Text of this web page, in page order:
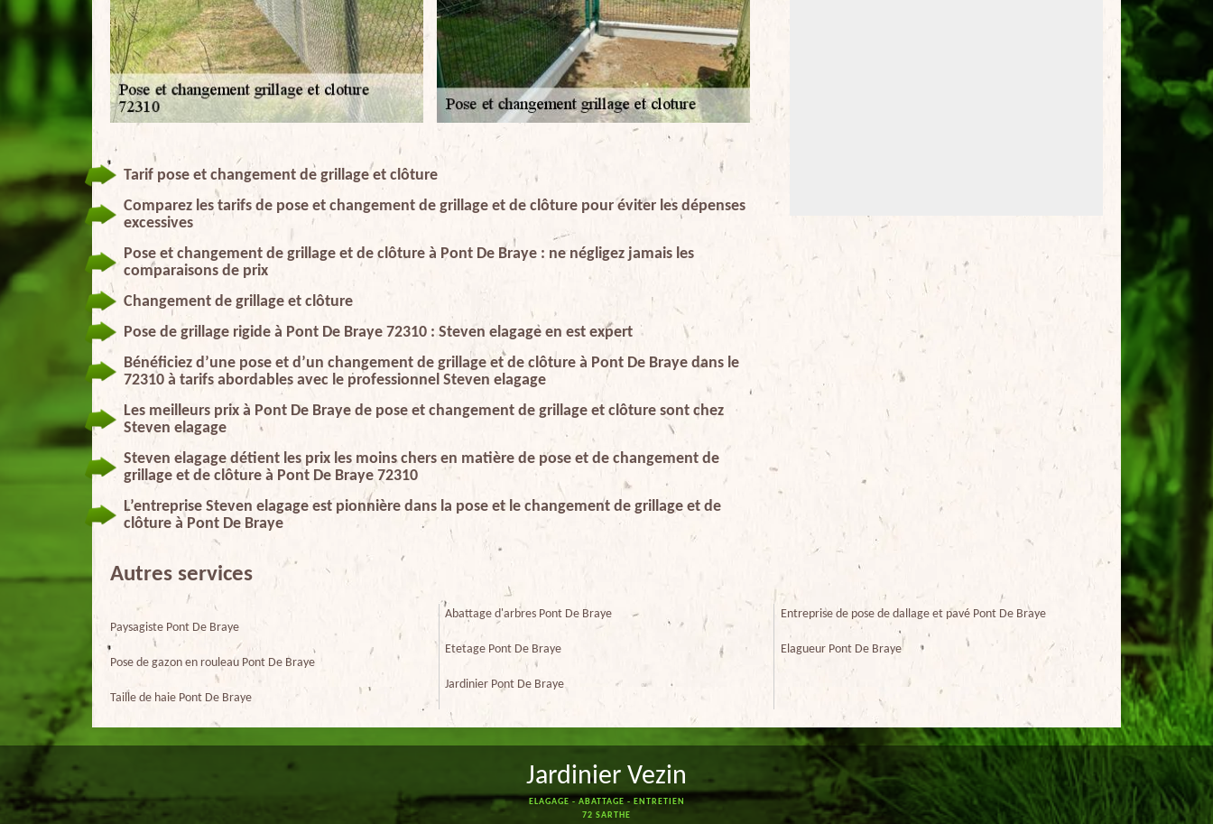
Tarif pose et changement de grillage et clôture
Comparez les tarifs de pose et changement de grillage et de clôture pour éviter les dépenses
excessives
Pose et changement de grillage et de clôture à Pont De Braye : ne négligez jamais les
comparaisons de prix
Changement de grillage et clôture
Pose de grillage rigide à Pont De Braye 72310 : Steven elagage en est expert
Bénéficiez d’une pose et d’un changement de grillage et de clôture à Pont De Braye dans le
72310 à tarifs abordables avec le professionnel Steven elagage
Les meilleurs prix à Pont De Braye de pose et changement de grillage et clôture sont chez
Steven elagage
Steven elagage détient les prix les moins chers en matière de pose et de changement de
grillage et de clôture à Pont De Braye 72310
L’entreprise Steven elagage est pionnière dans la pose et le changement de grillage et de
clôture à Pont De Braye
Autres services
Paysagiste Pont De Braye
Pose de gazon en rouleau Pont De Braye
Taille de haie Pont De Braye
Abattage d'arbres Pont De Braye
Etetage Pont De Braye
Jardinier Pont De Braye
Entreprise de pose de dallage et pavé Pont De Braye
Elagueur Pont De Braye
Jardinier Vezin
ELAGAGE - ABATTAGE - ENTRETIEN
72 SARTHE